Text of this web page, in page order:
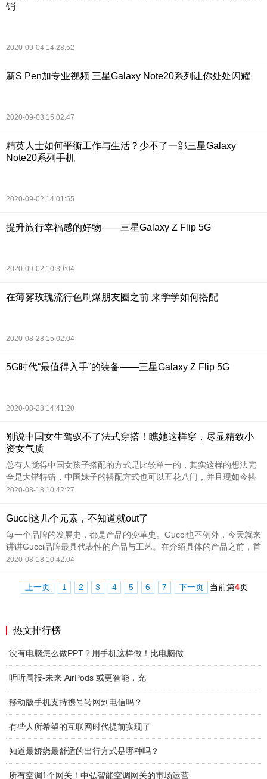
销
2020-09-04 14:28:52
新S Pen加专业视频 三星Galaxy Note20系列让你处处闪耀
2020-09-03 15:02:47
精英人士如何平衡工作与生活？少不了一部三星Galaxy
Note20系列手机
2020-09-02 14:01:55
提升旅行幸福感的好物——三星Galaxy Z Flip 5G
2020-09-02 10:39:04
在薄雾玫瑰流行色刷爆朋友圈之前 来学学如何搭配
2020-08-28 15:02:04
5G时代“最值得入手”的装备——三星Galaxy Z Flip 5G
2020-08-28 14:41:20
别说中国女生驾驭不了法式穿搭！瞧她这样穿，尽显精致小
资女气质
总有人觉得中国女孩子搭配的方式是比较单一的，其实这样的想法完
全是大错特错，中国妹子的搭配方式也可以五花八门，并且现如今搭
配的风格比比皆是，又怎么可能苦了中国妹子呢？现如今的妹子都比
2020-08-18 10:42:27
Gucci这几个元素，不知道就out了
每一个品牌的发展史，都是产品的变革史。Gucci也不例外，今天就来
讲讲Gucci品牌最具代表性的产品与工艺。在介绍具体的产品之前，首
先得了解Gucci双G标志的来源，这个最具有代表性的标志诞生于二十
2020-08-18 10:42:04
上一页 1 2 3 4 5 6 7 下一页 当前第4页
热文排行榜
没有电脑怎么做PPT？用手机这样做！比电脑做
听听周报-未来 AirPods 或更智能，充
移动版手机支持携号转网到电信吗？
有些人所希望的互联网时代提前实现了
知道最娇娆最舒适的出行方式是哪种吗？
所有空调1个网关！中弘智能空调网关的市场运营